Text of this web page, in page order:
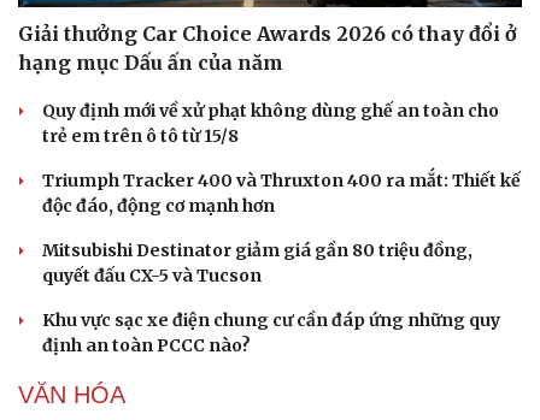
Giải thưởng Car Choice Awards 2026 có thay đổi ở
hạng mục Dấu ấn của năm
Quy định mới về xử phạt không dùng ghế an toàn cho
trẻ em trên ô tô từ 15/8
Triumph Tracker 400 và Thruxton 400 ra mắt: Thiết kế
độc đáo, động cơ mạnh hơn
Mitsubishi Destinator giảm giá gần 80 triệu đồng,
quyết đấu CX-5 và Tucson
Khu vực sạc xe điện chung cư cần đáp ứng những quy
định an toàn PCCC nào?
VĂN HÓA